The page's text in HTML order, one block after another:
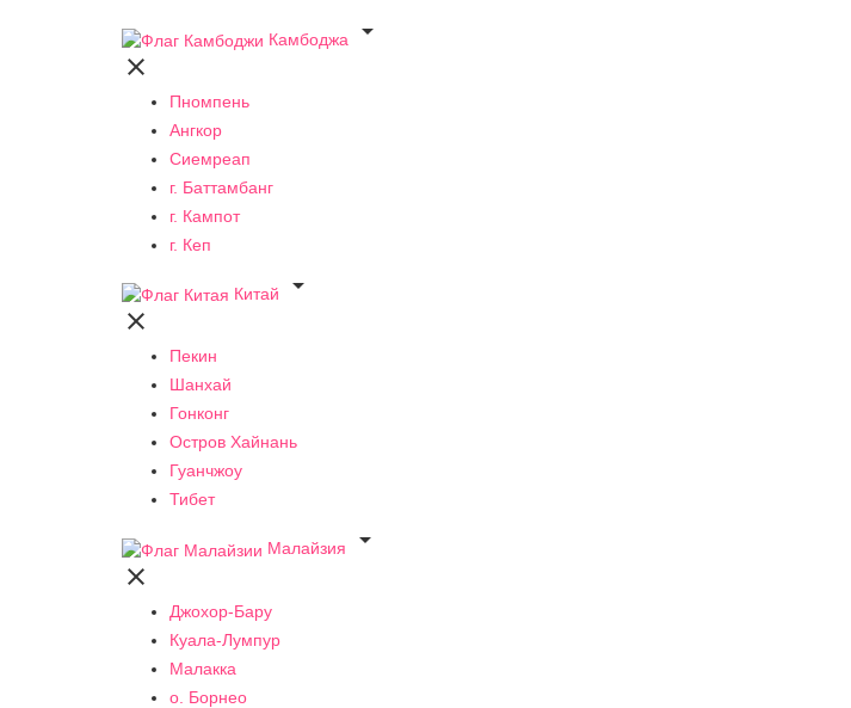
Камбоджа


Пномпень
Ангкор
Сиемреап
г. Баттамбанг
г. Кампот
г. Кеп
Китай


Пекин
Шанхай
Гонконг
Остров Хайнань
Гуанчжоу
Тибет
Малайзия


Джохор-Бару
Куала-Лумпур
Малакка
о. Борнео